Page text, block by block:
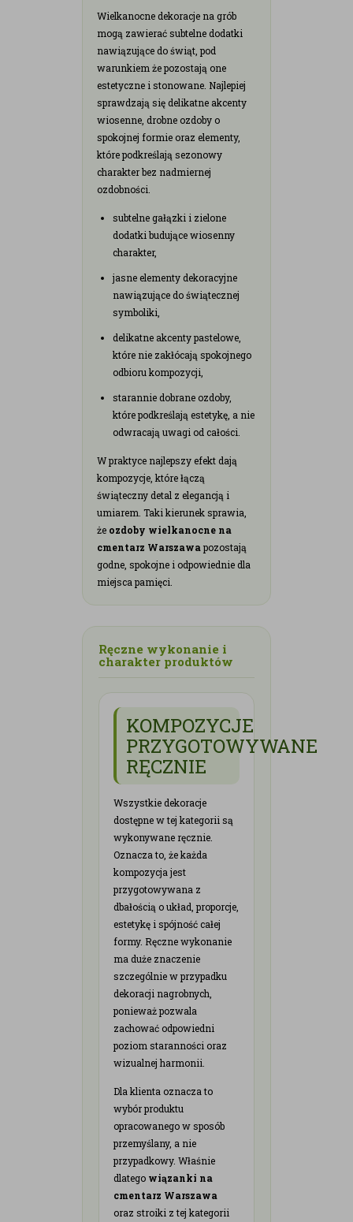
Wielkanocne dekoracje na grób
mogą zawierać subtelne dodatki
nawiązujące do świąt, pod
warunkiem że pozostają one
estetyczne i stonowane. Najlepiej
sprawdzają się delikatne akcenty
wiosenne, drobne ozdoby o
spokojnej formie oraz elementy,
które podkreślają sezonowy
charakter bez nadmiernej
ozdobności.
subtelne gałązki i zielone
dodatki budujące wiosenny
charakter,
jasne elementy dekoracyjne
nawiązujące do świątecznej
symboliki,
delikatne akcenty pastelowe,
które nie zakłócają spokojnego
odbioru kompozycji,
starannie dobrane ozdoby,
które podkreślają estetykę, a nie
odwracają uwagi od całości.
W praktyce najlepszy efekt dają
kompozycje, które łączą
świąteczny detal z elegancją i
umiarem. Taki kierunek sprawia,
że ozdoby wielkanocne na
cmentarz Warszawa pozostają
godne, spokojne i odpowiednie dla
miejsca pamięci.
Ręczne wykonanie i
charakter produktów
KOMPOZYCJE
PRZYGOTOWYWANE
RĘCZNIE
Wszystkie dekoracje
dostępne w tej kategorii są
wykonywane ręcznie.
Oznacza to, że każda
kompozycja jest
przygotowywana z
dbałością o układ, proporcje,
estetykę i spójność całej
formy. Ręczne wykonanie
ma duże znaczenie
szczególnie w przypadku
dekoracji nagrobnych,
ponieważ pozwala
zachować odpowiedni
poziom staranności oraz
wizualnej harmonii.
Dla klienta oznacza to
wybór produktu
opracowanego w sposób
przemyślany, a nie
przypadkowy. Właśnie
dlatego wiązanki na
cmentarz Warszawa
oraz stroiki z tej kategorii